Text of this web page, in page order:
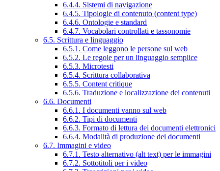
6.4.4. Sistemi di navigazione
6.4.5. Tipologie di contenuto (content type)
6.4.6. Ontologie e standard
6.4.7. Vocabolari controllati e tassonomie
6.5. Scrittura e linguaggio
6.5.1. Come leggono le persone sul web
6.5.2. Le regole per un linguaggio semplice
6.5.3. Microtesti
6.5.4. Scrittura collaborativa
6.5.5. Content critique
6.5.6. Traduzione e localizzazione dei contenuti
6.6. Documenti
6.6.1. I documenti vanno sul web
6.6.2. Tipi di documenti
6.6.3. Formato di lettura dei documenti elettronici
6.6.4. Modalità di produzione dei documenti
6.7. Immagini e video
6.7.1. Testo alternativo (alt text) per le immagini
6.7.2. Sottotitoli per i video